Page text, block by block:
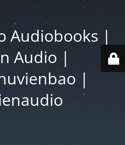
Audiobooks |
Audio |
|